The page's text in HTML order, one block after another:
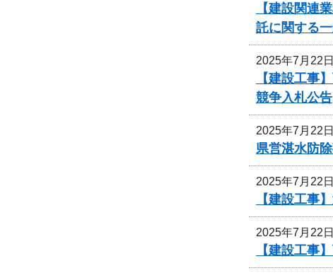
【建設関連
託に関する
2025年7月22
【建設工事
競争入札公告
2025年7月22
県営湛水防
2025年7月22
【建設工事
2025年7月22
【建設工事